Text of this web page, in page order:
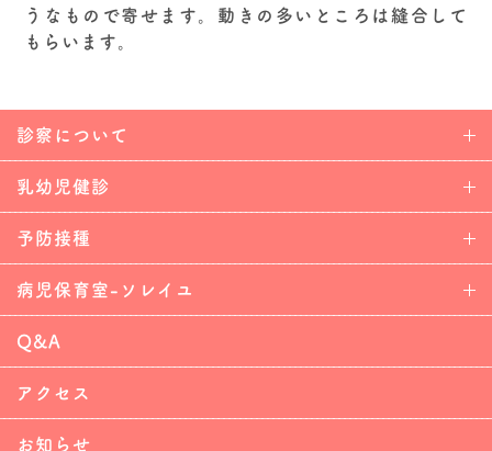
うなもので寄せます。動きの多いところは縫合して
もらいます。
診察について
乳幼児健診
予防接種
病児保育室-ソレイユ
Q&A
アクセス
お知らせ